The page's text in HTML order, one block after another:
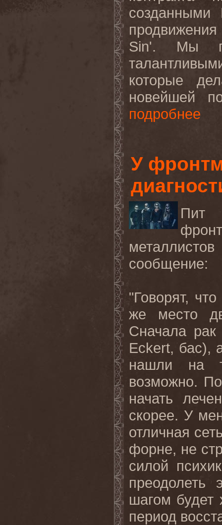
созданными
Sin'. Мы
которые
новейшей
подробнее
У
Пит
сообщение:
"Говорят,
же место
Сначала
Eckert, бас),
нашли на
возможно.
начать
скорее. У
отличная
форне, не
силой
шагом будет
период